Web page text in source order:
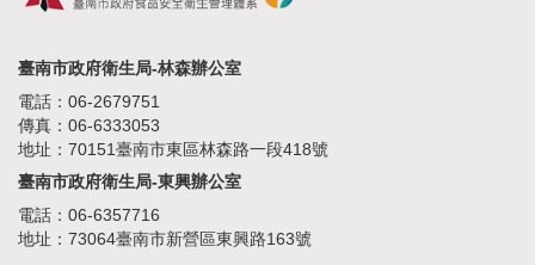
臺南市政府衛生局-林森辦公室
電話：06-2679751
傳真：06-6333053
地址：70151臺南市東區林森路一段418號
臺南市政府衛生局-東興辦公室
電話：06-6357716
地址：73064臺南市新營區東興路163號